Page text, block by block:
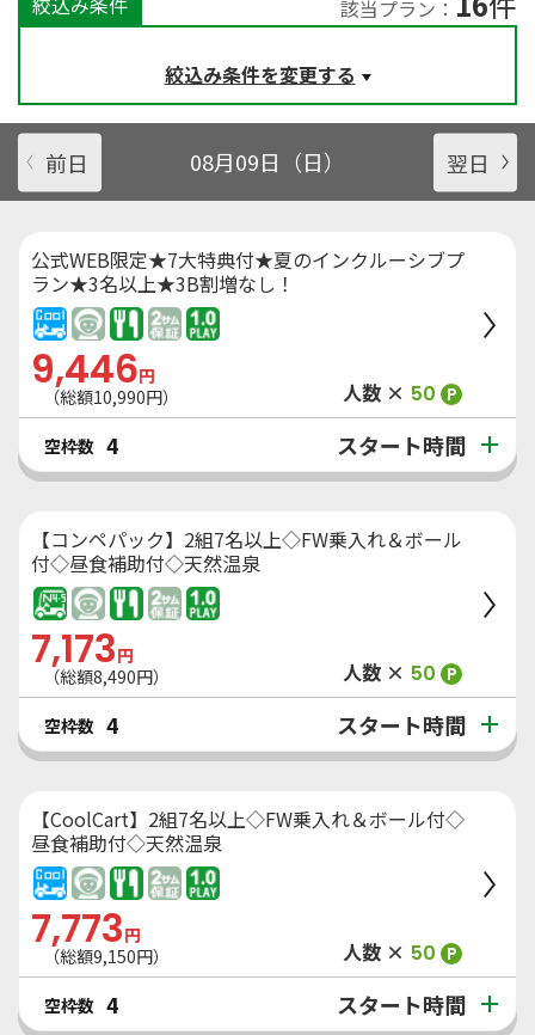
該当プラン：
絞込み条件を変更する
前日 08月09日（日） 翌日
公式WEB限定★7大特典付★夏のインクルーシブプ
ラン★3名以上★3B割増なし！
9,446円
（総額10,990円） 人数 × 50 P
空枠数 4 スタート時間
【コンペパック】2組7名以上◇FW乗入れ＆ボール
付◇昼食補助付◇天然温泉
7,173円
（総額8,490円） 人数 × 50 P
空枠数 4 スタート時間
【CoolCart】2組7名以上◇FW乗入れ＆ボール付◇
昼食補助付◇天然温泉
7,773円
（総額9,150円） 人数 × 50 P
空枠数 4 スタート時間